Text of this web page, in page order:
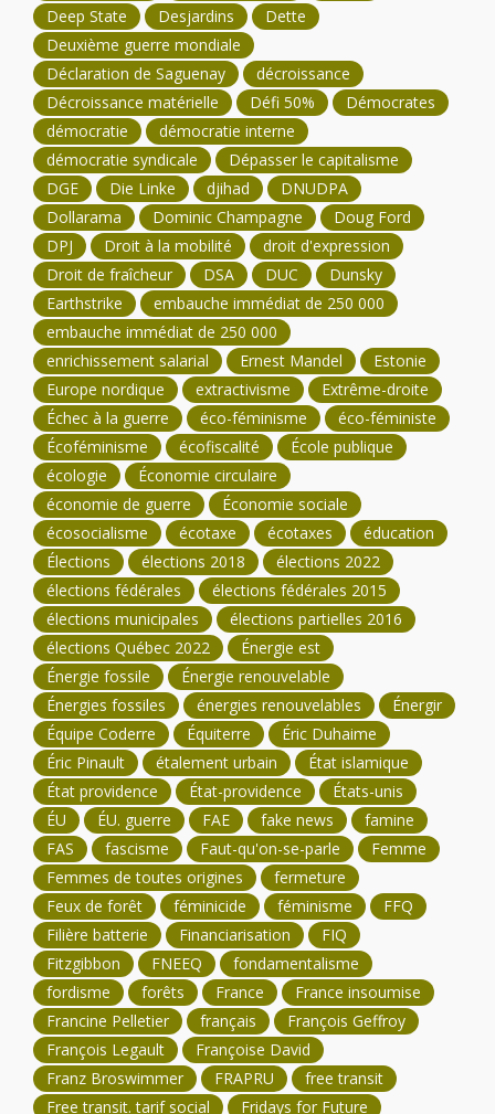
Deep State
Desjardins
Dette
Deuxième guerre mondiale
Déclaration de Saguenay
décroissance
Décroissance matérielle
Défi 50%
Démocrates
démocratie
démocratie interne
démocratie syndicale
Dépasser le capitalisme
DGE
Die Linke djihad
DNUDPA
Dollarama
Dominic Champagne
Doug Ford
DPJ
Droit à la mobilité
droit d'expression
Droit de fraîcheur
DSA DUC
Dunsky
Earthstrike
embauche immédiat de 250 000
embauche immédiat de 250 000
enrichissement salarial
Ernest Mandel
Estonie
Europe nordique
extractivisme
Extrême-droite
Échec à la guerre
éco-féminisme
éco-féministe
Écoféminisme
écofiscalité
École publique
écologie
Économie circulaire
économie de guerre
Économie sociale
écosocialisme
écotaxe écotaxes
éducation
Élections
élections 2018
élections 2022
élections fédérales
élections fédérales 2015
élections municipales
élections partielles 2016
élections Québec 2022
Énergie est
Énergie fossile
Énergie renouvelable
Énergies fossiles
énergies renouvelables
Énergir
Équipe Coderre
Équiterre
Éric Duhaime
Éric Pinault
étalement urbain
État islamique
État providence
État-providence
États-unis
ÉU
ÉU. guerre FAE fake news
famine
FAS
fascisme Faut-qu'on-se-parle
Femme
Femmes de toutes origines
fermeture
Feux de forêt
féminicide féminisme
FFQ
Filière batterie
Financiarisation
FIQ
Fitzgibbon
FNEEQ
fondamentalisme
fordisme
forêts France
France insoumise
Francine Pelletier
français
François Geffroy
François Legault
Françoise David
Franz Broswimmer
FRAPRU
free transit
Free transit. tarif social
Fridays for Future